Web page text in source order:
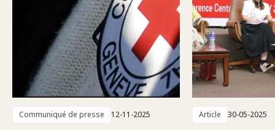
Communiqué de presse 12-11-2025 Article 30-05-2025